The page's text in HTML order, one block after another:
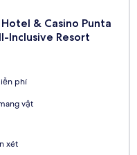
Hotel & Casino Punta
Inclusive Resort
phí
vật
xét